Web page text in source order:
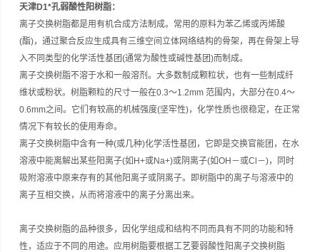
天津D1*孔弱酸性阳树脂：
离子交换树脂都是用有机合成方法制成。常用的原料为苯乙烯或丙烯酸
(酯)，通过聚合反应生成具有三维空间立体网络结构的骨架，再在骨架上导
入不同类型的化学活性基团(通常为酸性或碱性基团)而制成。
离子交换树脂不溶于水和一般溶剂。大多数制成颗粒状，也有一些制成纤
维状或粉状。树脂颗粒的尺寸一般在0.3～1.2mm 范围内，大部分在0.4～
0.6mm之间。它们有较高的机械强度(坚牢性)，化学性质也很稳定，在正常
情况下有较长的使用寿命。
离子交换树脂中含有一种(或几种)化学活性基团，它即是交换官能团，在水
溶液中能离解出某些阳离子(如H+或Na+)或阴离子(如OH－或Cl－)，同时
吸附溶液中原来存有的其他阳离子或阴离子。即树脂中的离子与溶液中的
离子互相交换，从而将溶液中的离子分离出来。
离子交换树脂的品种很多，因化学组成和结构不同而具有不同的功能和特
性，适应于不同的用途。应用树脂要根据工艺要弱酸性阳离子交换树脂